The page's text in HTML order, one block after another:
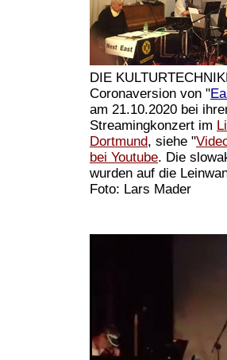
DIE
Coronaversion von "
am 21.10.2020 bei
Streamingkonzert im
Dortmund, siehe "
bei Youtube. Die
wurden auf die
Foto: Lars Mader